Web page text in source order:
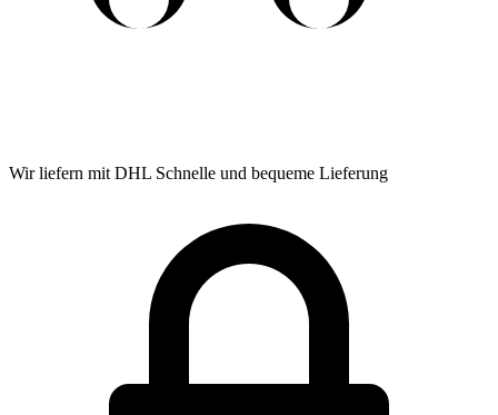
Wir liefern mit DHL Schnelle und bequeme Lieferung